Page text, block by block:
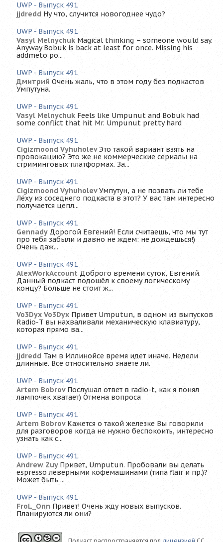
UWP - Выпуск 491
jjdredd Ну что, случится новогоднее чудо?
UWP - Выпуск 491
Vasyl Melnychuk Magical thinking – someone would say.
Anyway Bobuk is back at least for once. Missing his
addmeto po...
UWP - Выпуск 491
Дмитрий Очень жаль, что в этом году без подкастов
Умпутуна.
UWP - Выпуск 491
Vasyl Melnychuk Feels like Umpunut and Bobuk had
some conflict that hit Mr. Umpunut pretty hard
UWP - Выпуск 491
Cigizmoond Vyhuholev Это такой вариант взять на
провокацию? Это же не коммерческие сериалы на
стриминговых платформах. За...
UWP - Выпуск 491
Cigizmoond Vyhuholev Умпутун, а не позвать ли тебе
Лёху из соседнего подкаста в этот? У вас там интересно
получается цепл...
UWP - Выпуск 491
Gennady Дорогой Евгений! Если считаешь, что мы тут
про тебя забыли и давно не ждем: не дождешься!)
Очень даж...
UWP - Выпуск 491
AlexWorkAccount Доброго времени суток, Евгений.
Данный подкаст подошёл к своему логическому
концу? Больше не стоит ж...
UWP - Выпуск 491
Vo3Dyx Vo3Dyx Привет Umputun, в одном из выпусков
Radio-T вы нахваливали механическую клавиатуру,
которая прямо ва...
UWP - Выпуск 491
jjdredd Там в Иллинойсе время идет иначе. Недели
длинные. Все относительно знаете ли.
UWP - Выпуск 491
Artem Bobrov Послушал ответ в radio-t, как я понял
лампочек хватает) Отмена вопроса
UWP - Выпуск 491
Artem Bobrov Кажется о такой железке Вы говорили
для разговоров когда не нужно беспокоить, интересно
узнать как с...
UWP - Выпуск 491
Andrew Zuy Привет, Umputun. Пробовали вы делать
espresso леверными кофемашинами (типа flair и пр.)?
Может быть ...
UWP - Выпуск 491
FroL_Onn Привет! Очень жду новых выпусков.
Планируются ли они?